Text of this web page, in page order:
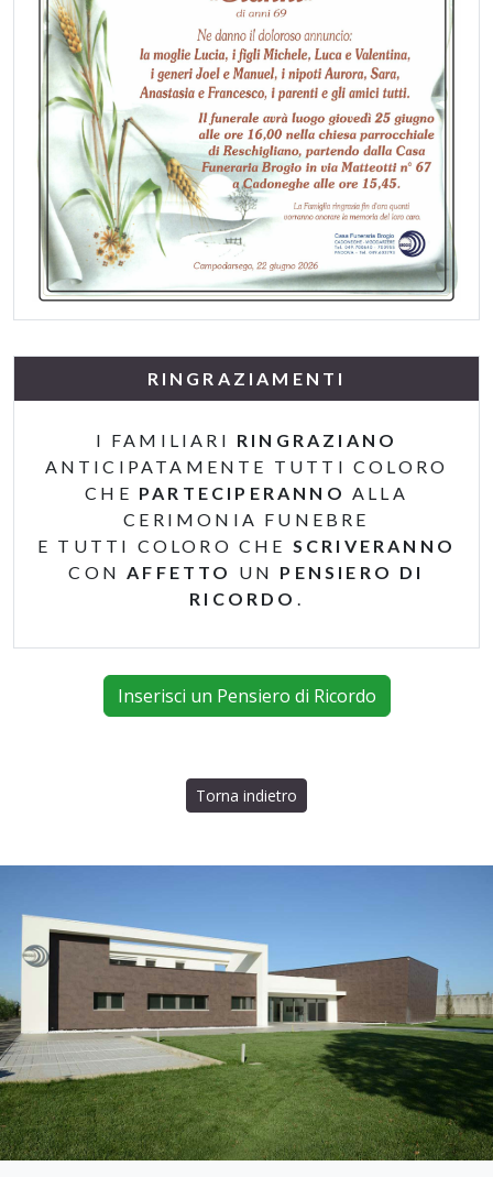
RINGRAZIAMENTI
I FAMILIARI RINGRAZIANO
ANTICIPATAMENTE TUTTI COLORO
CHE PARTECIPERANNO ALLA
CERIMONIA FUNEBRE
E TUTTI COLORO CHE SCRIVERANNO
CON AFFETTO UN PENSIERO DI
RICORDO
Inserisci un Pensiero di Ricordo
Torna indietro